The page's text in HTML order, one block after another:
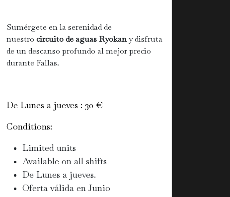
Sumérgete en la serenidad de
nuestro circuito de aguas Ryokany disfruta
de un descanso profundo al mejor precio
durante Fallas.
De Lunes a jueves : 30 €
Conditions:
Limited units
Available on all shifts
De Lunes a jueves.
Oferta válida en Junio